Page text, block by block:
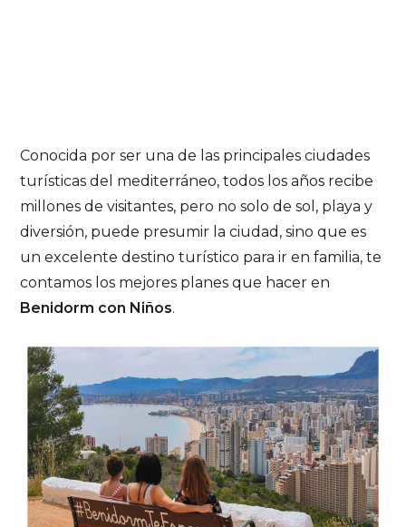
Conocida por ser una de las principales ciudades
turísticas del mediterráneo, todos los años recibe
millones de visitantes, pero no solo de sol, playa y
diversión, puede presumir la ciudad, sino que es
un excelente destino turístico para ir en familia, te
contamos los mejores planes que hacer en
Benidorm con Niños.